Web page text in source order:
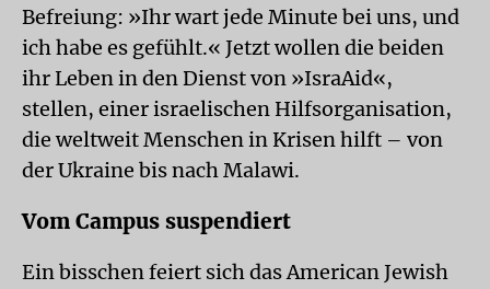
Befreiung: »Ihr wart jede Minute bei uns, und
ich habe es gefühlt.« Jetzt wollen die beiden
ihr Leben in den Dienst von »IsraAid«,
stellen, einer israelischen Hilfsorganisation,
die weltweit Menschen in Krisen hilft – von
der Ukraine bis nach Malawi.
Vom Campus suspendiert
Ein bisschen feiert sich das American Jewish